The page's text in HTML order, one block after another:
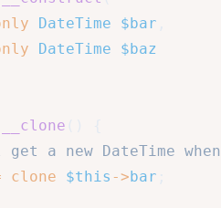
DateTime $bar
DateTime
$baz
__clone
a new DateTime
clone $this ->bar